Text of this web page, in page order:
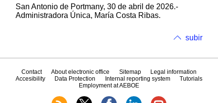
San Antonio de Portmany, 30 de abril de 2026.-
Administradora Única, María Costa Ribas.
subir
Contact About electronic office Sitemap
Legal information
Accesibility
Data Protection Internal reporting system
Tutorials
Employment at AEBOE